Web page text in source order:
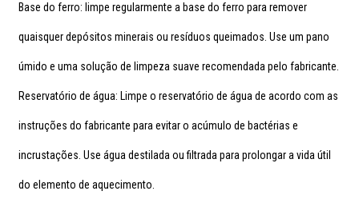
Base do ferro: limpe regularmente a base do ferro para remover
quaisquer depósitos minerais ou resíduos queimados. Use um pano
úmido e uma solução de limpeza suave recomendada pelo fabricante.
Reservatório de água: Limpe o reservatório de água de acordo com as
instruções do fabricante para evitar o acúmulo de bactérias e
incrustações. Use água destilada ou filtrada para prolongar a vida útil
do elemento de aquecimento.